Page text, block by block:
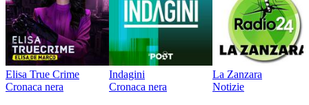
Elisa True Crime
Cronaca nera
Indagini
Cronaca nera
La Zanzara
Notizie